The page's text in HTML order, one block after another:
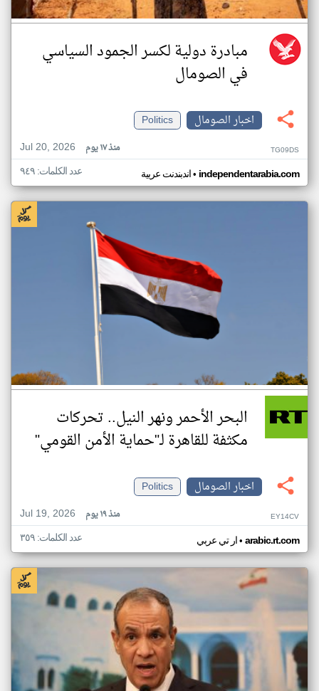
مبادرة دولية لكسر الجمود السياسي
في الصومال
اخبار الصومال
Politics
Jul 20, 2026
منذ ١٧ يوم TG09DS
اندبندنت عربية• independentarabia.com عدد الكلمات: ٩٤٩
البحر الأحمر ونهر النيل.. تحركات
مكثفة للقاهرة لـ"حماية الأمن القومي"
اخبار الصومال
Politics
Jul 19, 2026
منذ ١٩ يوم EY14CV
ار تي عربي• arabic.rt.com عدد الكلمات: ٣٥٩